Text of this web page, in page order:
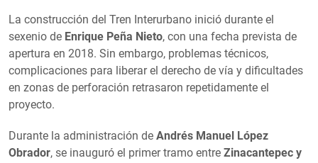
La construcción del Tren Interurbano inició durante el
sexenio de Enrique Peña Nieto, con una fecha prevista de
apertura en 2018. Sin embargo, problemas técnicos,
complicaciones para liberar el derecho de vía y dificultades
en zonas de perforación retrasaron repetidamente el
proyecto.
Durante la administración de Andrés Manuel López
Obrador, se inauguró el primer tramo entre Zinacantepec y